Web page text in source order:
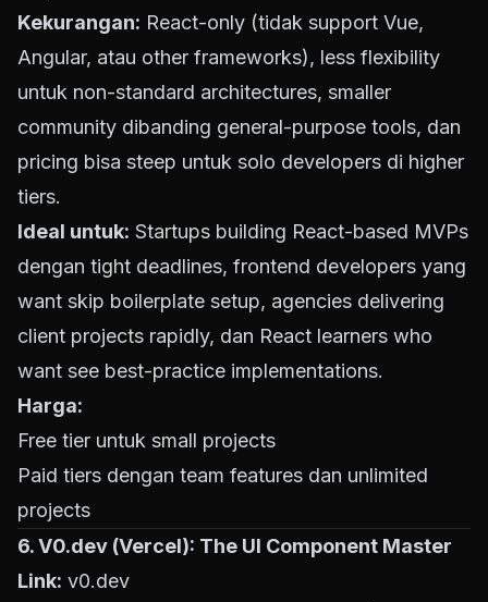
Kekurangan: React-only (tidak support Vue,
Angular, atau other frameworks), less flexibility
untuk non-standard architectures, smaller
community dibanding general-purpose tools, dan
pricing bisa steep untuk solo developers di higher
tiers.
Ideal untuk: Startups building React-based MVPs
dengan tight deadlines, frontend developers yang
want skip boilerplate setup, agencies delivering
client projects rapidly, dan React learners who
want see best-practice implementations.
Harga:
Free tier untuk small projects
Paid tiers dengan team features dan unlimited
projects
6.V0.dev (Vercel): The UI Component Master
Link: v0.dev